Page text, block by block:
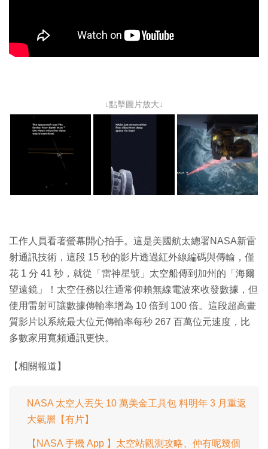
↓點擊圖片放大↓
工作人員看著螢幕開心拍手。這是美國航太總署NASA新雷
射通訊技術，這段 15 秒的影片透過紅外線編碼與傳輸，僅
花 1 分 41 秒，就從「雷神星號」太空船傳到加州的「海爾
望遠鏡」！太空任務以往通常仰賴無線電波來收發數據，但
使用雷射可讓數據傳輸率增為 10 倍到 100 倍。這段超高畫
質影片以系統最大位元傳輸率每秒 267 百萬位元速度，比
多數家用寬頻通訊更快。
【相關報道】
NASA 太空人丟失 10 萬美金工具包 料明年 3 月重返
大氣層【有片】
【NASA 手機 App 】太空站觀測攻略、仲有呢幾個